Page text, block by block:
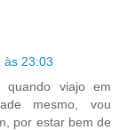
às 23:03
quando viajo em
mesmo, vou
por estar bem de